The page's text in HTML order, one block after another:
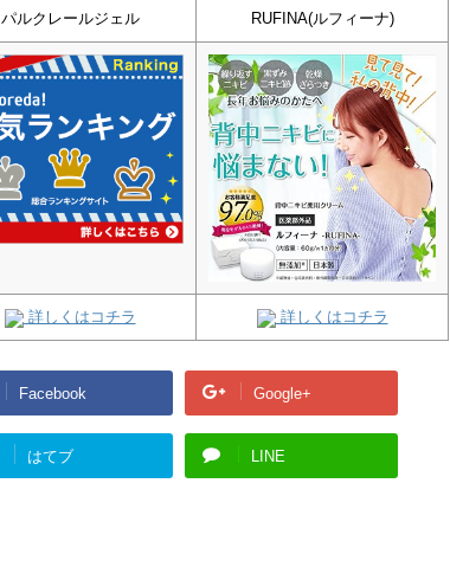
パルクレールジェル RUFINA(ルフィーナ)
詳しくはコチラ 詳しくはコチラ
Facebook Google+
はてブ LINE